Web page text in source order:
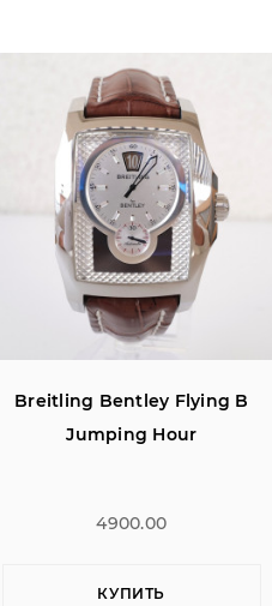
Breitling Bentley Flying B
Jumping Hour
4900.00
КУПИТЬ